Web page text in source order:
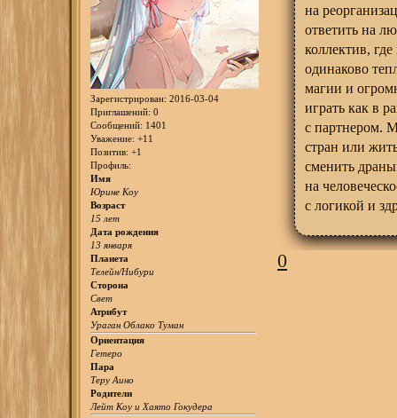
Зарегистрирован: 2016-03-04
Приглашений: 0
Сообщений: 1401
Уважение: +11
Позитив: +1
Профиль:
Имя
Юрине Коу
Возраст
15 лет
Дата рождения
13 января
Планета
Телейн/Нибури
Сторона
Свет
Атрибут
Ураган Облако Туман
Ориентация
Гетеро
Пара
Теру Аино
Родители
Лейт Коу и Хаято Гокудера
на
ответить на
коллектив,
одинаково
магии и
играть как в
с партнером.
стран или
сменить
на
с логикой и
0